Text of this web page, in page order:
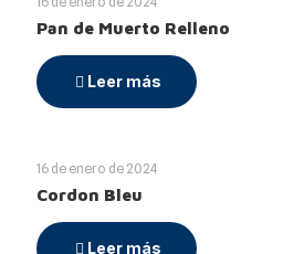
Pan de Muerto Relleno
Leer más
16 de enero de 2024
Cordon Bleu
Leer más